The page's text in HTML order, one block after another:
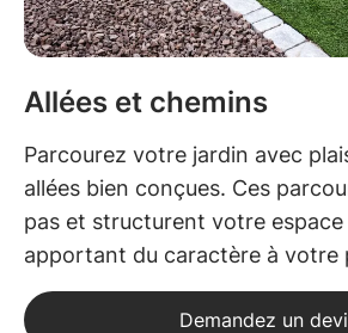
Allées et chemins
Parcourez votre jardin avec
allées bien conçues. Ces
pas et structurent votre
apportant du caractère à votre
Demandez un